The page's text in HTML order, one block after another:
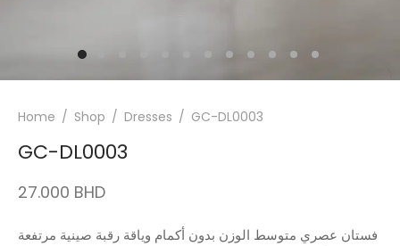
Home / Shop / Dresses / GC-DL0003
GC-DL0003
27.000 BHD
فستان عصري متوسط ​​الوزن بدون أكمام وياقة رقبة صينية مرتفعة